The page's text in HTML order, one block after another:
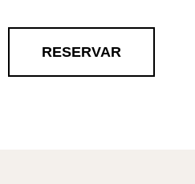
RESERVAR